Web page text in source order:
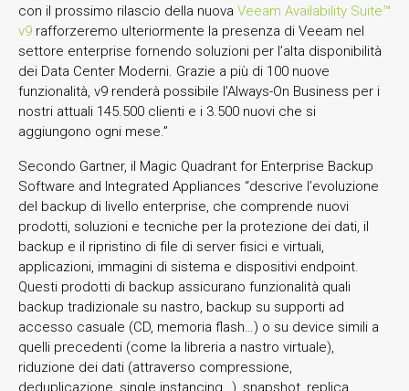
con il prossimo rilascio della nuova Veeam Availability Suite™
v9 rafforzeremo ulteriormente la presenza di Veeam nel
settore enterprise fornendo soluzioni per l’alta disponibilità
dei Data Center Moderni. Grazie a più di 100 nuove
funzionalità, v9 renderà possibile l’Always-On Business per i
nostri attuali 145.500 clienti e i 3.500 nuovi che si
aggiungono ogni mese.”
Secondo Gartner, il Magic Quadrant for Enterprise Backup
Software and Integrated Appliances “descrive l’evoluzione
del backup di livello enterprise, che comprende nuovi
prodotti, soluzioni e tecniche per la protezione dei dati, il
backup e il ripristino di file di server fisici e virtuali,
applicazioni, immagini di sistema e dispositivi endpoint.
Questi prodotti di backup assicurano funzionalità quali
backup tradizionale su nastro, backup su supporti ad
accesso casuale (CD, memoria flash…) o su device simili a
quelli precedenti (come la libreria a nastro virtuale),
riduzione dei dati (attraverso compressione,
deduplicazione, single instancing…), snapshot, replica